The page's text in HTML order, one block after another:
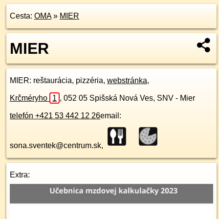
Cesta: OMA» MIER
MIER
MIER: reštaurácia, pizzéria, webstránka,
Krčméryho 1 , 052 05 Spišská Nová Ves, SNV - Mier
telefón +421 53 442 12 26email:
sona.sventek@centrum.sk,
Extra: